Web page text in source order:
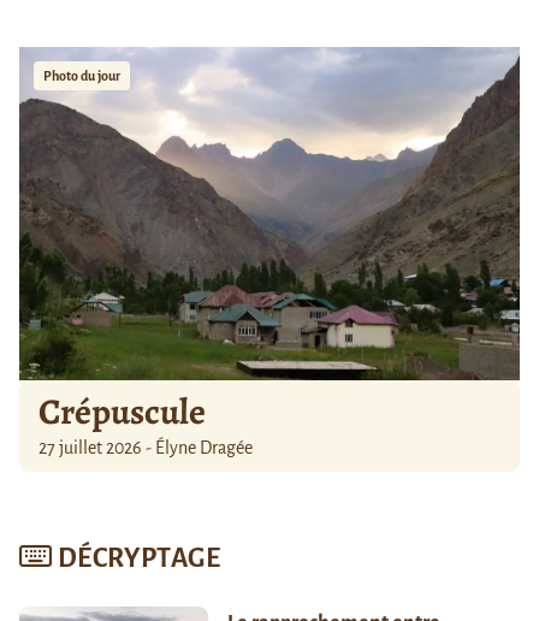
Photo du jour
Crépuscule
27 juillet 2026 - Élyne Dragée
DÉCRYPTAGE